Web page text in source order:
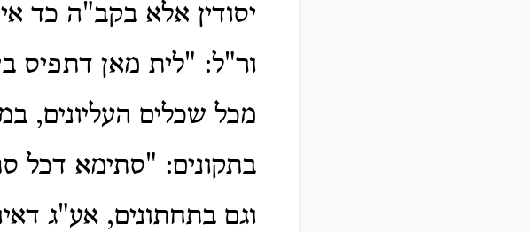
יסודין אלא בקב"ה כד
ור"ל: "לית מאן דתפיס
מכל שכלים העליונים,
בתקונים: "סתימא דכל
וגם בתחתונים, אע"ג